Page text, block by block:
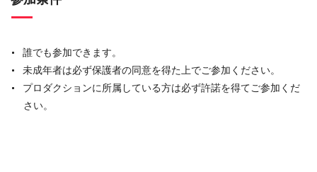
誰でも参加できます。
未成年者は必ず保護者の同意を得た上でご参加ください。
プロダクションに所属している方は必ず許諾を得てご参加くだ
さい。